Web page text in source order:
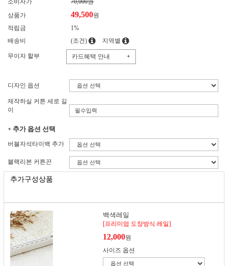
소비자가
70,000원
상품가
49,500원
적립금
1%
배송비
(조건) 지역별
무이자 할부 카드혜택 안내 +
디자인 옵션
제작하실 커튼 세로 길
이
+ 추가 옵션 선택
버블자석타이백 추가
블랙리본 커튼끈
추가구성상품
백색레일
[프리미엄 도장방식 레일]
12,000원
사이즈 옵션